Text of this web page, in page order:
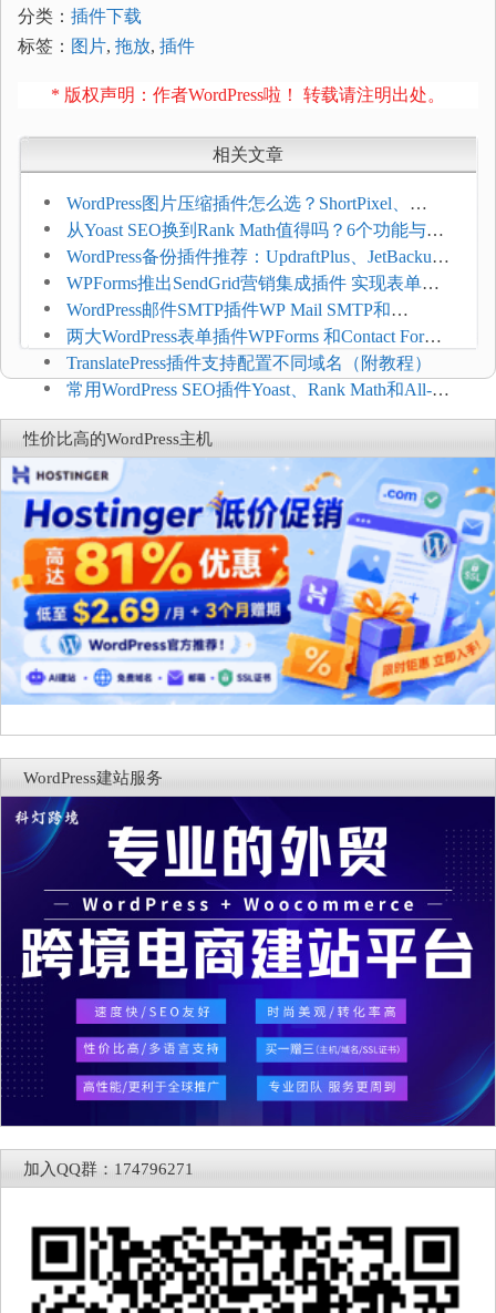
分类： 插件下载
标签： 图片, 拖放, 插件
* 版权声明：作者WordPress啦！ 转载请注明出处。
相关文章
WordPress图片压缩插件怎么选？ShortPixel、
Imagify、Smush和EWWW全面对比
从Yoast SEO换到Rank Math值得吗？6个功能与切
换前检查清单
WordPress备份插件推荐：UpdraftPlus、JetBackup
和主机自动备份等方案
WPForms推出SendGrid营销集成插件 实现表单联
系人自动同步
WordPress邮件SMTP插件WP Mail SMTP和
FluentSMT对比评测
两大WordPress表单插件WPForms 和Contact Form 7
哪个好
TranslatePress插件支持配置不同域名（附教程）
常用WordPress SEO插件Yoast、Rank Math和All-in-
One SEO对比分析
性价比高的WordPress主机
WordPress建站服务
加入QQ群：174796271